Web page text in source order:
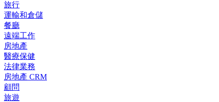
旅行
運輸和倉儲
餐廳
遠端工作
房地產
醫療保健
法律業務
房地產 CRM
顧問
旅遊